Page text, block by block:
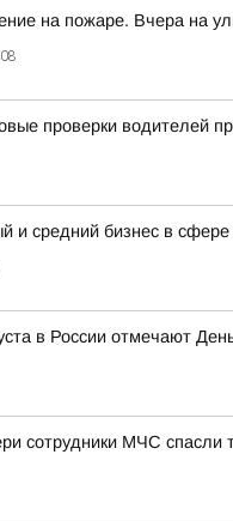
на пожаре. Вчера на
проверки водителей
и средний бизнес в сфере
в России отмечают
сотрудники МЧС спасли